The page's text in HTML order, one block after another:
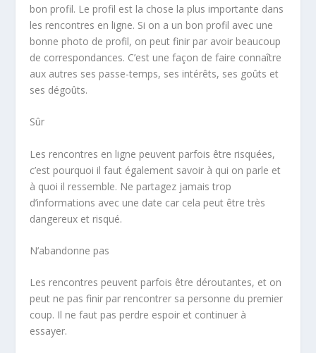
bon profil. Le profil est la chose la plus importante dans
les rencontres en ligne. Si on a un bon profil avec une
bonne photo de profil, on peut finir par avoir beaucoup
de correspondances. C’est une façon de faire connaître
aux autres ses passe-temps, ses intérêts, ses goûts et
ses dégoûts.
Sûr
Les rencontres en ligne peuvent parfois être risquées,
c’est pourquoi il faut également savoir à qui on parle et
à quoi il ressemble. Ne partagez jamais trop
d’informations avec une date car cela peut être très
dangereux et risqué.
N’abandonne pas
Les rencontres peuvent parfois être déroutantes, et on
peut ne pas finir par rencontrer sa personne du premier
coup. Il ne faut pas perdre espoir et continuer à
essayer.